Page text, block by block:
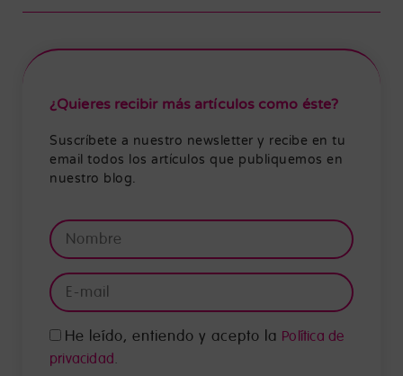
¿Quieres recibir más artículos como éste?
Suscríbete a nuestro newsletter y recibe en tu
email todos los artículos que publiquemos en
nuestro blog.
He leído, entiendo y acepto la Política de
privacidad.